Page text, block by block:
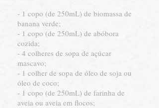
- 1 copo (de 250mL) de biomassa de
banana verde;
- 1 copo (de 250mL) de abóbora
cozida;
- 4 colheres de sopa de açúcar
mascavo;
- 1 colher de sopa de óleo de soja ou
óleo de coco;
- 1 copo (de 250mL) de farinha de
aveia ou aveia em flocos;